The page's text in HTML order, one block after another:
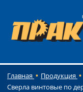
Главная Продукция
Сверла винтовые по